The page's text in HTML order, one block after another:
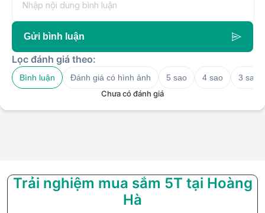
Gửi bình luận
Lọc đánh giá theo:
Bình luận Đánh giá có hình ảnh 5 sao 4 sao
3 sao
Chưa có đánh giá
Trải nghiệm mua sắm 5T tại Hoàng
Hà